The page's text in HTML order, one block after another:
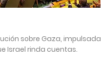
sobre Gaza, impulsada
Israel rinda cuentas.